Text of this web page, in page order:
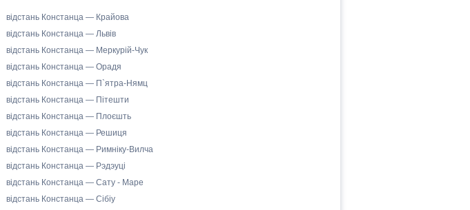
відстань Констанца — Крайова
відстань Констанца — Львів
відстань Констанца — Меркурій-Чук
відстань Констанца — Орадя
відстань Констанца — П`ятра-Нямц
відстань Констанца — Пітешти
відстань Констанца — Плоєшть
відстань Констанца — Решиця
відстань Констанца — Римніку-Вилча
відстань Констанца — Рэдэуці
відстань Констанца — Сату - Маре
відстань Констанца — Сібіу